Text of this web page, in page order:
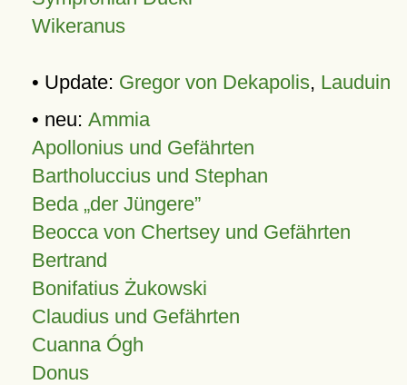
Wikeranus
• Update: Gregor von Dekapolis, Lauduin
• neu: Ammia
Apollonius und Gefährten
Bartholuccius und Stephan
Beda „der Jüngere”
Beocca von Chertsey und Gefährten
Bertrand
Bonifatius Żukowski
Claudius und Gefährten
Cuanna Ógh
Donus